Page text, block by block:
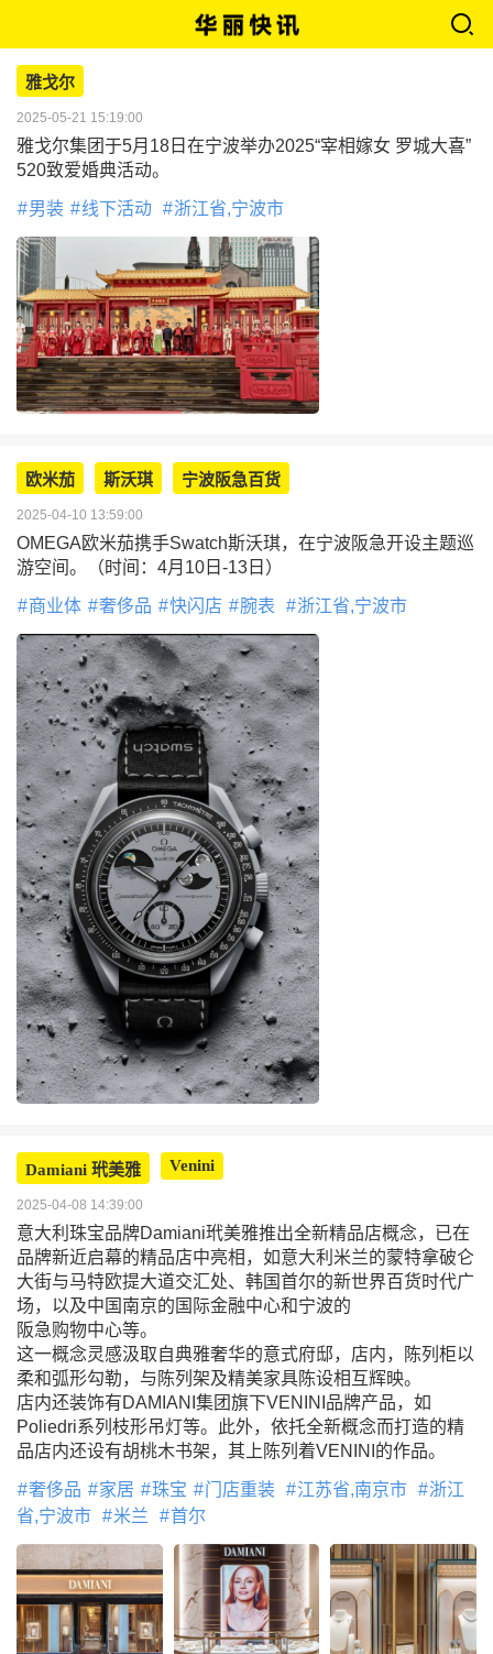
雅戈尔
2025-05-21 15:19:00
雅戈尔集团于5月18日在宁波举办2025“宰相嫁女 罗城大喜”
520致爱婚典活动。
男装 线下活动 浙江省,宁波市
欧米茄 斯沃琪 宁波阪急百货
2025-04-10 13:59:00
OMEGA欧米茄携手Swatch斯沃琪，在宁波阪急开设主题巡
游空间。（时间：4月10日-13日）
商业体 奢侈品 快闪店 腕表 浙江省,宁波市
Damiani 玳美雅 Venini
2025-04-08 14:39:00
意大利珠宝品牌Damiani玳美雅推出全新精品店概念，已在
品牌新近启幕的精品店中亮相，如意大利米兰的蒙特拿破仑
大街与马特欧提大道交汇处、韩国首尔的新世界百货时代广
场，以及中国南京的国际金融中心和宁波的
阪急购物中心等。
这一概念灵感汲取自典雅奢华的意式府邸，店内，陈列柜以
柔和弧形勾勒，与陈列架及精美家具陈设相互辉映。
店内还装饰有DAMIANI集团旗下VENINI品牌产品，如
Poliedri系列枝形吊灯等。此外，依托全新概念而打造的精
品店内还设有胡桃木书架，其上陈列着VENINI的作品。
奢侈品 家居 珠宝 门店重装 江苏省,南京市
浙江
省,宁波市
米兰 首尔